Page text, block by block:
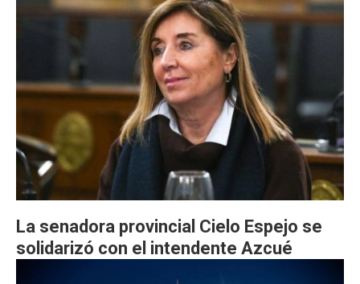
La senadora provincial Cielo Espejo se
solidarizó con el intendente Azcué